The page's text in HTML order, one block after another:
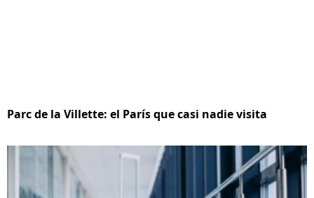
Parc de la Villette: el París que casi nadie visita